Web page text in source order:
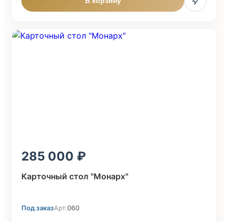
285 000
Карточный стол "Монарх"
Под заказАрт.060